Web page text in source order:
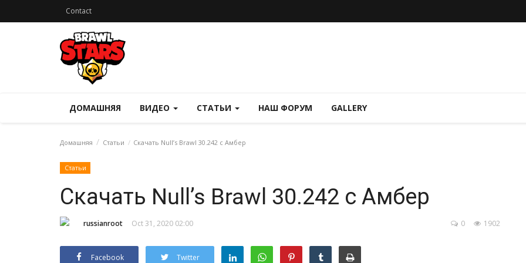
Contact
ДОМАШНЯЯ ВИДЕО СТАТЬИ НАШ ФОРУМ GALLERY
Домашняя Статьи Скачать Null’s Brawl 30.242 с Амбер
Статьи
Скачать Null’s Brawl 30.242 с Амбер
russianroot Oct 31, 2020 02:00 1902
0
Facebook Twitter